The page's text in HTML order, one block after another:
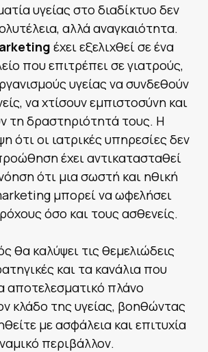
υγείας στο διαδίκτυο δεν
αλλά αναγκαιότητα.
έχει εξελιχθεί σε ένα
που επιτρέπει σε γιατρούς,
υγείας να συνδεθούν
να χτίσουν εμπιστοσύνη και
τη δραστηριότητά τους. Η
ότι οι ιατρικές υπηρεσίες δεν
έχει αντικατασταθεί
ότι μια σωστή και ηθική
μπορεί να ωφελήσει
όσο και τους ασθενείς.
θα καλύψει τις θεμελιώδεις
και τα κανάλια που
αποτελεσματικό πλάνο
κλάδο της υγείας, βοηθώντας
με ασφάλεια και επιτυχία
περιβάλλον.